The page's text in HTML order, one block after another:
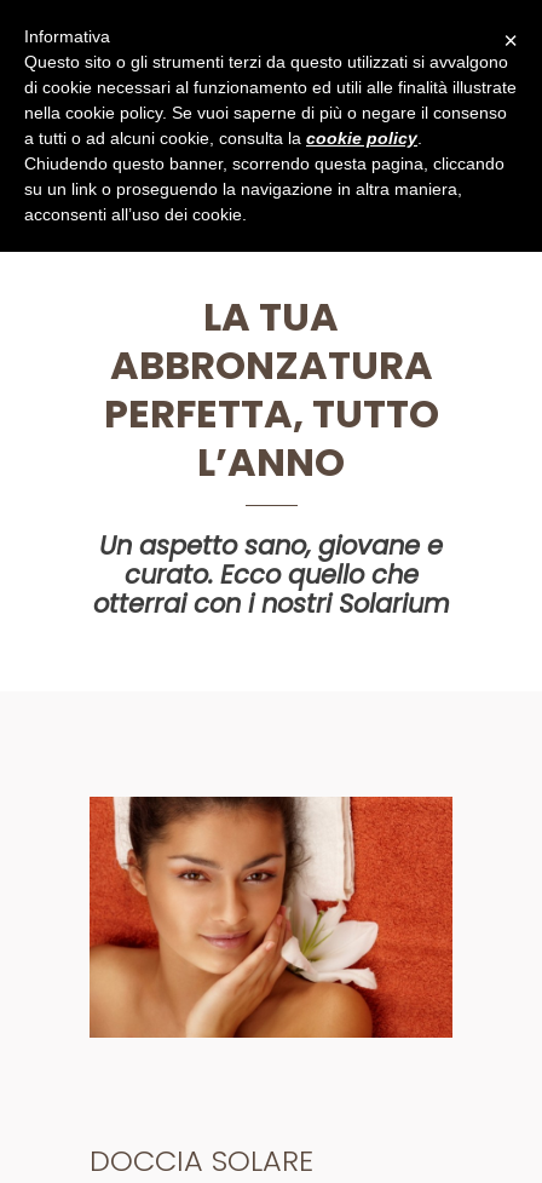
SOLARIUM
LA TUA
ABBRONZATURA
PERFETTA, TUTTO
L’ANNO
Un aspetto sano, giovane e
curato. Ecco quello che
otterrai con i nostri Solarium
DOCCIA SOLARE
×
Informativa
Questo sito o gli strumenti terzi da questo utilizzati si avvalgono
di cookie necessari al funzionamento ed utili alle finalità illustrate
nella cookie policy. Se vuoi saperne di più o negare il consenso
a tutti o ad alcuni cookie, consulta la cookie policy.
Chiudendo questo banner, scorrendo questa pagina, cliccando
su un link o proseguendo la navigazione in altra maniera,
acconsenti all’uso dei cookie.